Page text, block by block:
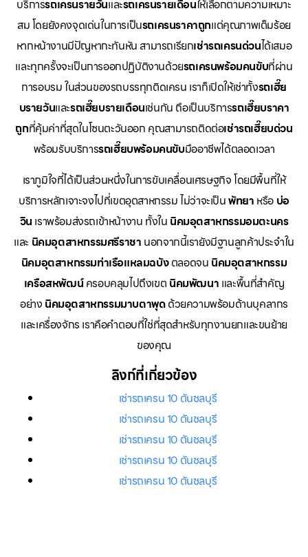
บริการรถเครนรายวันและรถเครนรายเดือนให้เลือกตามความเหมาะ
สม โดยยังคงจุดเด่นในการเป็นรถเครนราคาถูกแต่คุณภาพเต็มร้อย
หากหน้างานมีปัญหากะทันหัน สามารถเรียกเช่ารถเครนด่วนได้เสมอ
และทุกครั้งจะเป็นการออกปฏิบัติงานด้วยรถเครนพร้อมคนขับที่ผ่าน
การอบรม ในส่วนของรถบรรทุกติดเครน เราก็เปิดให้เช่าทั้งรถเฮี๊ย
บรายวันและรถเฮี๊ยบรายเดือนเช่นกัน ถือเป็นบริการรถเฮี๊ยบราคา
ถูกที่คุ้มค่าที่สุดในโซนตะวันออก คุณสามารถติดต่อเช่ารถเฮี๊ยบด่วน
พร้อมรับบริการรถเฮี๊ยบพร้อมคนขับมืออาชีพได้ตลอดเวลา
เราภูมิใจที่ได้เป็นส่วนหนึ่งในการขับเคลื่อนเศรษฐกิจ โดยมีพื้นที่ให้
บริการหลักเจาะจงไปที่เขตอุตสาหกรรม ไม่ว่าจะเป็นพัทยา หรือ บ่อ
วิน เราพร้อมส่งรถเข้าหน้างาน ทั้งใน นิคมอุตสาหกรรมอมตะนคร
และ นิคมอุตสาหกรรมศรีราชา นอกจากนี้เรายังมีฐานลูกค้าประจำใน
นิคมอุตสาหกรรมท่าเรือแหลมฉบังตลอดจน นิคมอุตสาหกรรม
เครือสหพัฒน์ครอบคลุมไปถึงเขต นิคมพัฒนา และพื้นที่สำคัญ
อย่าง นิคมอุตสาหกรรมมาบตาพุดด้วยความพร้อมด้านบุคลากร
และเครื่องจักร เราคือคำตอบที่ใช่ที่สุดสำหรับทุกงานยกและขนย้าย
ของคุณ
ลิงก์ที่เกี่ยวข้อง
เช่ารถเครน 10 ตันชลบุรี
เช่ารถเครน 10 ตันชลบุรี
เช่ารถเครน 10 ตันชลบุรี
เช่ารถเครน 10 ตันชลบุรี
เช่ารถเครน 10 ตันชลบุรี